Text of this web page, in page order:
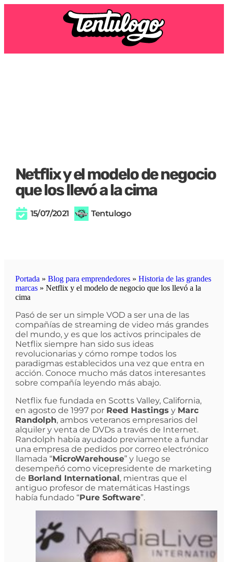
Netflix y el modelo de negocio
que los llevó a la cima
15/07/2021 Tentulogo
Portada » Blog para emprendedores» Historia de las grandes
marcas» Netflix y el modelo de negocio que los llevó a la
cima
Pasó de ser un simple VOD a ser una de las
compañías de streaming de video más grandes
del mundo, y es que los activos principales de
Netflix siempre han sido sus ideas
revolucionarias y cómo rompe todos los
paradigmas establecidos una vez que entra en
acción. Conoce mucho más datos interesantes
sobre compañía leyendo más abajo.
Netflix fue fundada en Scotts Valley, California,
en agosto de 1997 por Reed Hastings y Marc
Randolph, ambos veteranos empresarios del
alquiler y venta de DVDs a través de Internet.
Randolph había ayudado previamente a fundar
una empresa de pedidos por correo electrónico
llamada “MicroWarehouse” y luego se
desempeñó como vicepresidente de marketing
de Borland International, mientras que el
antiguo profesor de matemáticas Hastings
había fundado “Pure Software”.